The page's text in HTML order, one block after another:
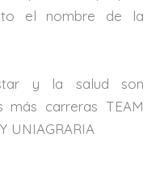
el nombre de la
y la salud son
más carreras TEAM
UNIAGRARIA